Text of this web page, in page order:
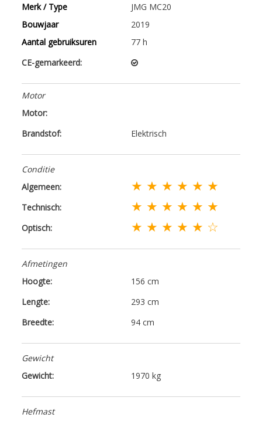
Merk / Type
JMG MC20
Bouwjaar
2019
Aantal gebruiksuren
77 h
CE-gemarkeerd:
Motor
Motor:
Brandstof:
Elektrisch
Conditie
Algemeen:
★ ★ ★ ★ ★ ★
Technisch: ★ ★ ★ ★ ★ ★
Optisch: ★ ★ ★ ★ ★ ☆
Afmetingen
Hoogte:
156 cm
Lengte:
293 cm
Breedte:
94 cm
Gewicht
Gewicht:
1970 kg
Hefmast